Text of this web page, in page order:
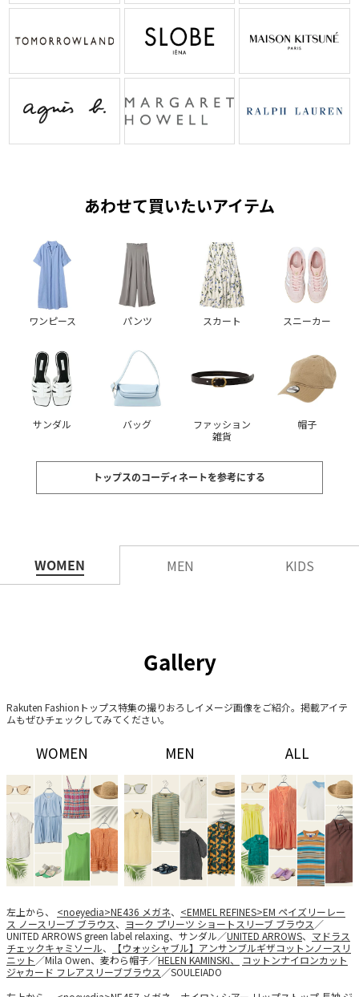
あわせて買いたいアイテム
ワンピース パンツ スカート スニーカー
サンダル バッグ
ファッション
雑貨
帽子
トップスのコーディネートを参考にする
WOMEN MEN KIDS
Gallery
Rakuten Fashionトップス特集の撮りおろしイメージ画像をご紹介。掲載アイテ
ムもぜひチェックしてみてください。
WOMEN MEN ALL
左上から、 <noeyedia>NE436 メガネ、 <EMMEL REFINES>EM ペイズリーレー
ス ノースリーブ ブラウス、 ヨーク プリーツ ショートスリーブ ブラウス ／
UNITED ARROWS green label relaxing、サンダル／UNITED ARROWS、 マドラス
チェックキャミソール、
【ウォッシャブル】アンサンブルギザコットンノースリ
ニット ／Mila Owen、麦わら帽子／HELEN KAMINSKI、
コットンナイロンカット
ジャカード フレアスリーブブラウス ／SOULEIADO